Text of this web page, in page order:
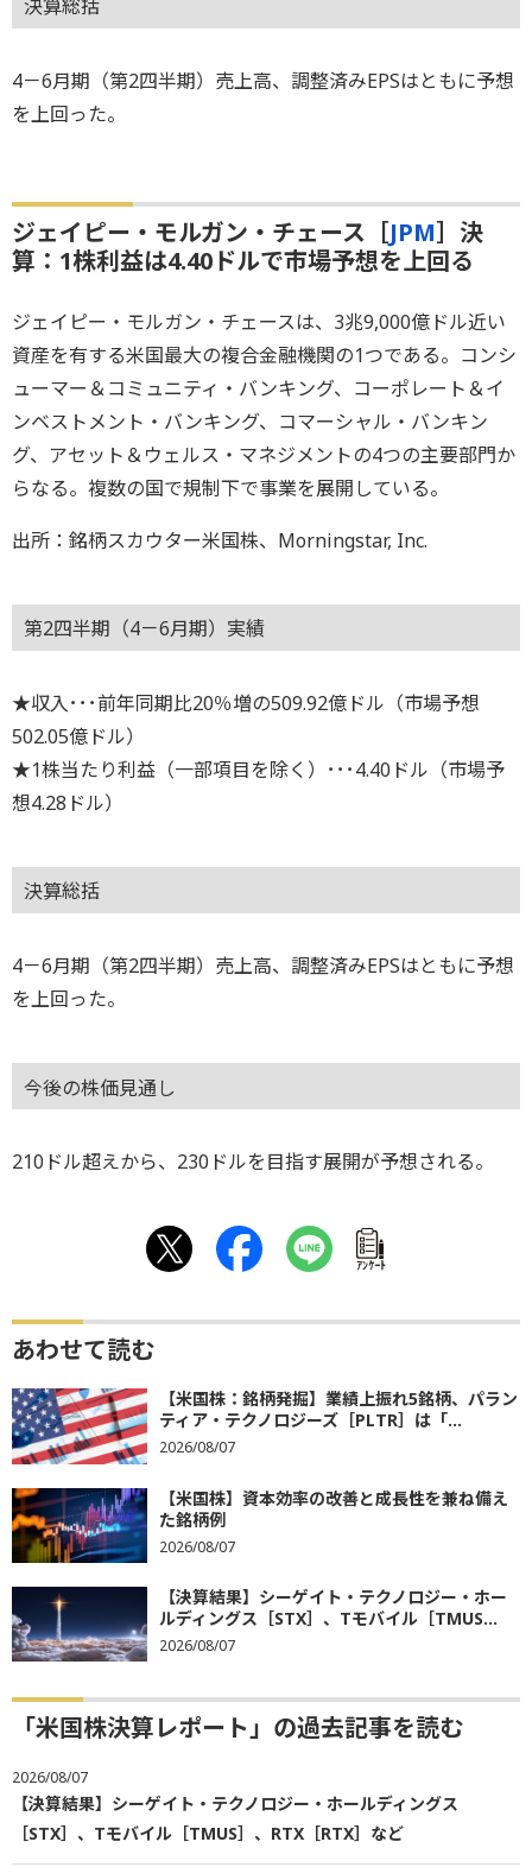
決算総括
4－6月期（第2四半期）売上高、調整済みEPSはともに予想
を上回った。
ジェイピー・モルガン・チェース［JPM］決
算：1株利益は4.40ドルで市場予想を上回る
ジェイピー・モルガン・チェースは、3兆9,000億ドル近い
資産を有する米国最大の複合金融機関の1つである。コンシ
ューマー＆コミュニティ・バンキング、コーポレート＆イ
ンベストメント・バンキング、コマーシャル・バンキン
グ、アセット＆ウェルス・マネジメントの4つの主要部門か
らなる。複数の国で規制下で事業を展開している。
出所：銘柄スカウター米国株、Morningstar, Inc.
第2四半期（4－6月期）実績
★収入･･･前年同期比20％増の509.92億ドル（市場予想
502.05億ドル）
★1株当たり利益（一部項目を除く）･･･4.40ドル（市場予
想4.28ドル）
決算総括
4－6月期（第2四半期）売上高、調整済みEPSはともに予想
を上回った。
今後の株価見通し
210ドル超えから、230ドルを目指す展開が予想される。
ｱﾝｹｰﾄ
あわせて読む
【米国株：銘柄発掘】業績上振れ5銘柄、パラン
ティア・テクノロジーズ［PLTR］は「...
2026/08/07
【米国株】資本効率の改善と成長性を兼ね備え
た銘柄例
2026/08/07
【決算結果】シーゲイト・テクノロジー・ホー
ルディングス［STX］、Tモバイル［TMUS...
2026/08/07
「米国株決算レポート」の過去記事を読む
2026/08/07
【決算結果】シーゲイト・テクノロジー・ホールディングス
［STX］、Tモバイル［TMUS］、RTX［RTX］など